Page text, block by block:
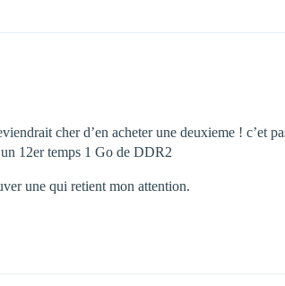
cher d’en acheter une deuxieme ! c’et
12er temps 1 Go de DDR2
une qui retient mon attention.